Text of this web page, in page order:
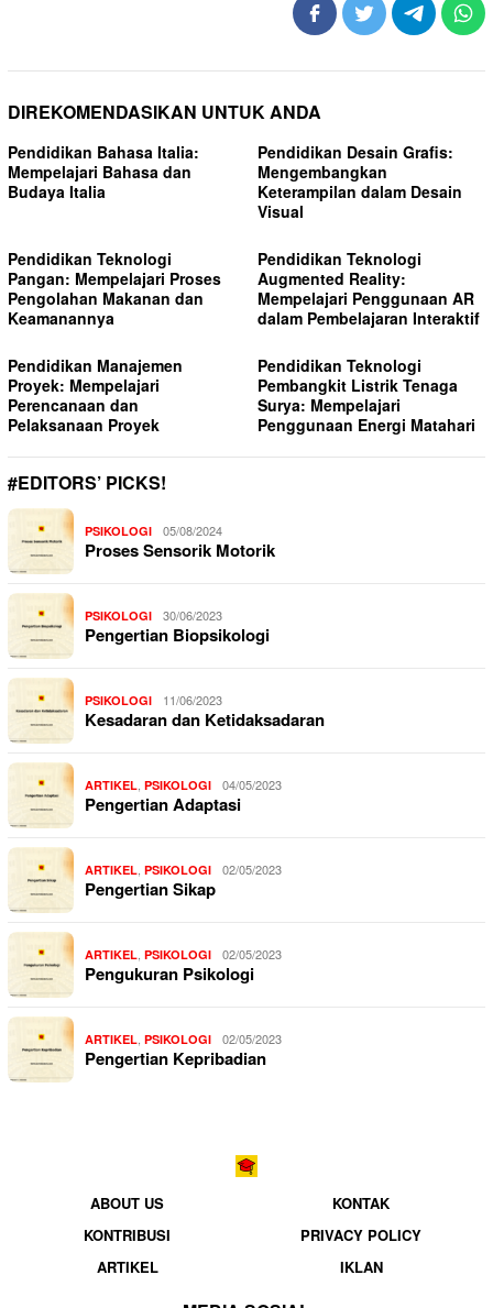
DIREKOMENDASIKAN UNTUK ANDA
Pendidikan Bahasa Italia:
Mempelajari Bahasa dan
Budaya Italia
Pendidikan Desain Grafis:
Mengembangkan
Keterampilan dalam Desain
Visual
Pendidikan Teknologi
Pangan: Mempelajari Proses
Pengolahan Makanan dan
Keamanannya
Pendidikan Teknologi
Augmented Reality:
Mempelajari Penggunaan AR
dalam Pembelajaran Interaktif
Pendidikan Manajemen
Proyek: Mempelajari
Perencanaan dan
Pelaksanaan Proyek
Pendidikan Teknologi
Pembangkit Listrik Tenaga
Surya: Mempelajari
Penggunaan Energi Matahari
#EDITORS’ PICKS!
PSIKOLOGI 05/08/2024
Proses Sensorik Motorik
PSIKOLOGI 30/06/2023
Pengertian Biopsikologi
PSIKOLOGI 11/06/2023
Kesadaran dan Ketidaksadaran
ARTIKEL PSIKOLOGI 04/05/2023
Pengertian Adaptasi
ARTIKEL PSIKOLOGI 02/05/2023
Pengertian Sikap
ARTIKEL PSIKOLOGI 02/05/2023
Pengukuran Psikologi
ARTIKEL PSIKOLOGI 02/05/2023
Pengertian Kepribadian
ABOUT US
KONTAK
KONTRIBUSI
PRIVACY POLICY
ARTIKEL
IKLAN